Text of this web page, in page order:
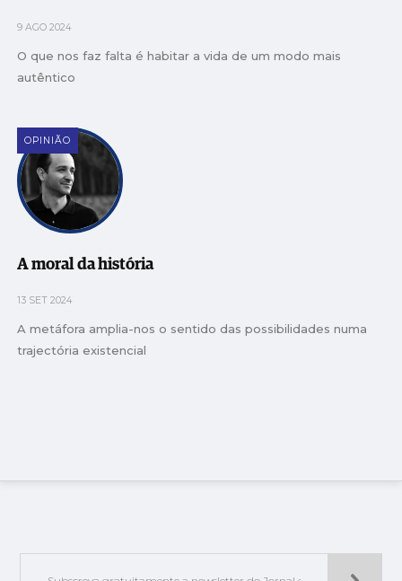
9 AGO 2024
O que nos faz falta é habitar a vida de um modo mais
autêntico
OPINIÃO
A moral da história
13 SET 2024
A metáfora amplia-nos o sentido das possibilidades numa
trajectória existencial